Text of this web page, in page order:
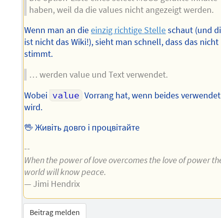
haben, weil da die values nicht angezeigt werden.
Wenn man an dieeinzig richtige Stelleschaut (und
ist nicht das Wiki!), sieht man schnell, dass das nicht
stimmt.
… werden value und Text verwendet.
Wobei value Vorrang hat, wenn beides verwendet
wird.
🖖 Живіть довго і процвітайте
--
When the power of love overcomes the love of power
world will know peace.
— Jimi Hendrix
Beitrag melden